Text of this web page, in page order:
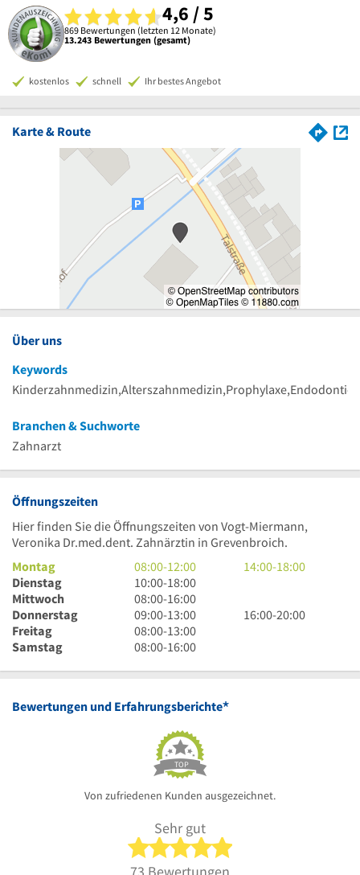
4,6 / 5
869 Bewertungen (letzten 12 Monate)
13.243 Bewertungen (gesamt)
kostenlos schnell Ihr bestes Angebot
Karte & Route
Über uns
Keywords
Branchen & Suchworte
Zahnarzt
Öffnungszeiten
Hier finden Sie die Öffnungszeiten von Vogt-Miermann,
Veronika Dr.med.dent. Zahnärztin in Grevenbroich.
Montag
8
Uhr
bis
12
Uhr
08:00-12:00
14
18
14:00-18:00
Dienstag
10
Uhr
bis
18
Uhr
10:00-18:00
Mittwoch
8
Uhr
bis
16
08:00-16:00
Donnerstag
9
Uhr
bis
09:00-13:00
16
16:00-20:00
Freitag
8
Uhr
08:00-13:00
Samstag
8
Uhr
08:00-16:00
Bewertungen und Erfahrungsberichte*
TOP
Von zufriedenen Kunden ausgezeichnet.
Sehr gut
5 von 5 Sternen